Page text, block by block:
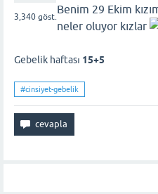
3,340 göst.
Benim 29 Ekim
neler oluyor kızlar
Gebelik haftası 15+5
#cinsiyet-gebelik